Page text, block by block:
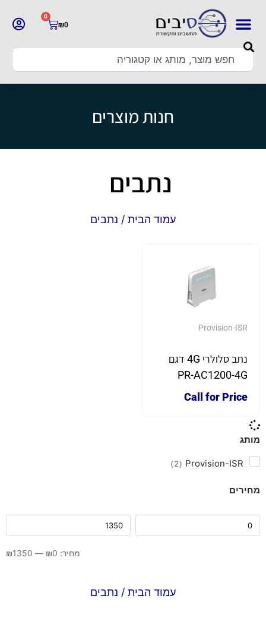
₪0
0
חנות מוצרים
נתבים
עמוד הבית / נתבים
Provision-ISR
נתב סלולרי 4G דגם
PR-AC1200-4G
Call for Price
מותג
Provision-ISR
2
מחירים
מחיר: ₪0
—
₪1350
עמוד הבית / נתבים